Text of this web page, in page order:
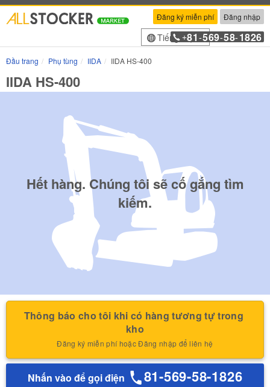
Đăng ký miễn phí Đăng nhập
Tiếng Việt
+81 -569-58-1826
Đầu trang Phụ tùng IIDA IIDA HS-400
IIDA HS-400
Hết hàng. Chúng tôi sẽ cố gắng tìm
kiếm.
Thông báo cho tôi khi có hàng tương tự trong
kho
Đăng ký miễn phí hoặc Đăng nhập để liên hệ
Nhấn vào để gọi điện 81-569-58-1826